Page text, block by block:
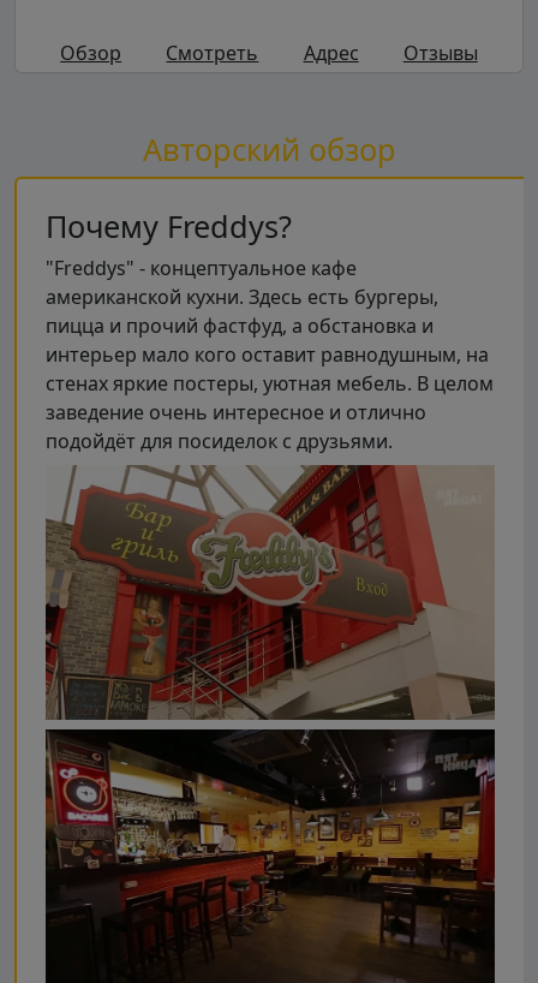
Обзор Смотреть Адрес Отзывы
Авторский обзор
Почему Freddys?
"Freddys" - концептуальное кафе
американской кухни. Здесь есть бургеры,
пицца и прочий фастфуд, а обстановка и
интерьер мало кого оставит равнодушным, на
стенах яркие постеры, уютная мебель. В целом
заведение очень интересное и отлично
подойдёт для посиделок с друзьями.